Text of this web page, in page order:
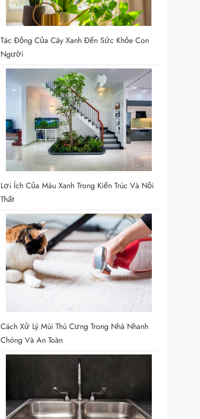
Tác Động Của Cây Xanh Đến Sức Khỏe Con
Người
Lợi Ích Của Màu Xanh Trong Kiến Trúc Và Nội
Thất
Cách Xử Lý Mùi Thú Cưng Trong Nhà Nhanh
Chóng Và An Toàn